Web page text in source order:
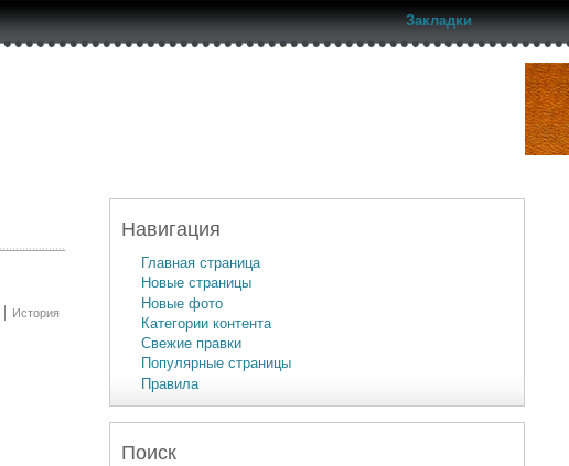
Закладки
История
Навигация
Главная страница
Новые страницы
Новые фото
Категории контента
Свежие правки
Популярные страницы
Правила
Поиск